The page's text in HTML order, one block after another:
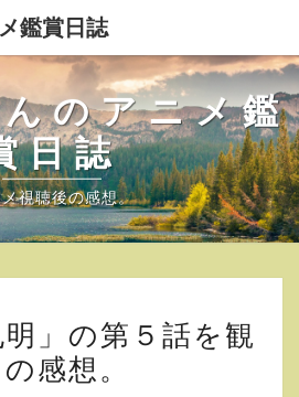
鑑賞日誌
のアニメ鑑
日誌
視聴後の感想。
リ
ピ
明」の第５話を観
感想。